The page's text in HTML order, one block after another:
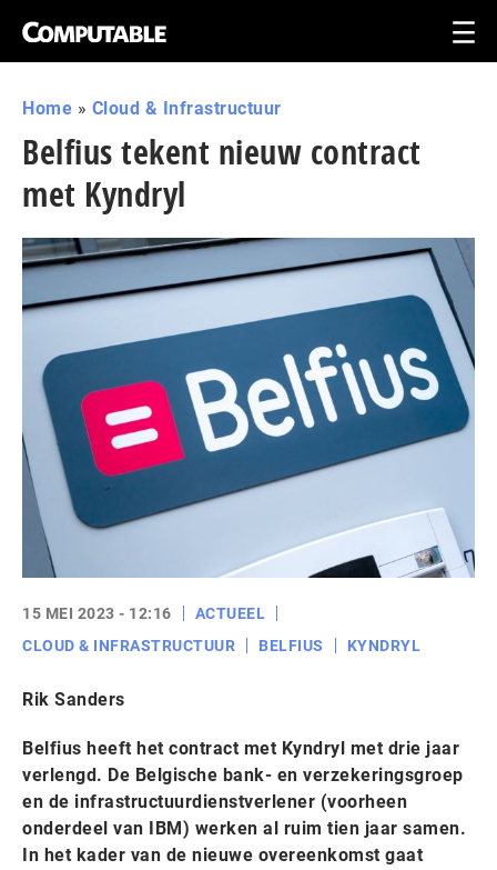
Home » Cloud & Infrastructuur
Belfius tekent nieuw contract
met Kyndryl
15 MEI 2023 - 12:16
ACTUEEL
CLOUD & INFRASTRUCTUUR
BELFIUS KYNDRYL
Rik Sanders
Belfius heeft het contract met Kyndryl met drie jaar
verlengd. De Belgische bank- en verzekeringsgroep
en de infrastructuurdienstverlener (voorheen
onderdeel van IBM) werken al ruim tien jaar samen.
In het kader van de nieuwe overeenkomst gaat